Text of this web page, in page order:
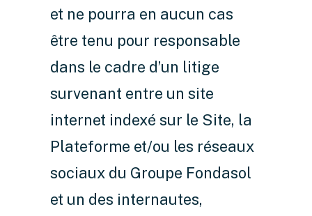
et ne pourra en aucun cas
être tenu pour responsable
dans le cadre d’un litige
survenant entre un site
internet indexé sur le Site, la
Plateforme et/ou les réseaux
sociaux du Groupe Fondasol
et un des internautes,